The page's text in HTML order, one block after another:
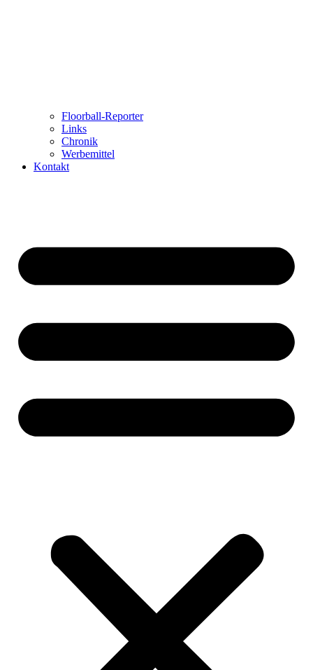
Floorball-Reporter
Links
Chronik
Werbemittel
Kontakt